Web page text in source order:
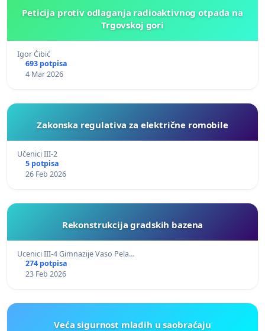
Peticija protiv odlaganja radioaktivnog otpada na
Trgovskoj gori
Igor Ćibić
693 potpisa
4 Mar 2026
Zakonska regulativa za električne romobile
Učenici III-2
5 potpisa
26 Feb 2026
Rekonstrukcija gradskih bazena
Ucenici III-4 Gimnazije Vaso Pela…
274 potpisa
23 Feb 2026
Veća sigurnost mladih u saobraćaju